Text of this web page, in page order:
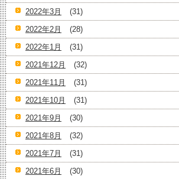
2022年3月
(31)
2022年2月
(28)
2022年1月
(31)
2021年12月
(32)
2021年11月
(31)
2021年10月
(31)
2021年9月
(30)
2021年8月
(32)
2021年7月
(31)
2021年6月
(30)